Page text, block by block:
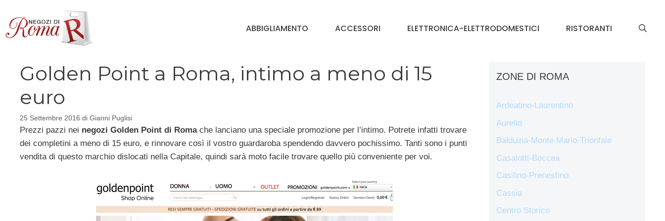
contenuto
ABBIGLIAMENTO ACCESSORI ELETTRONICA-ELETTRODOMESTICI RISTORANTI
Golden Point a Roma, intimo a meno di 15
euro
25 Settembre 2016 di Gianni Puglisi
Prezzi pazzi nei negozi Golden Point di Romache lanciano una speciale promozione per l’intimo. Potrete infatti trovare
dei completini a meno di 15 euro, e rinnovare così il vostro guardaroba spendendo davvero pochissimo. Tanti sono i punti
vendita di questo marchio dislocati nella Capitale, quindi sarà moto facile trovare quello più conveniente per voi.
ZONE DI ROMA
Ardeatino-Laurentino
Aurelio
Balduina-Monte Mario-Trionfale
Casalotti-Boccea
Casilino-Prenestino
Cassia
Centro Storico